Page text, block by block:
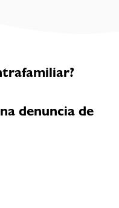
denuncia de